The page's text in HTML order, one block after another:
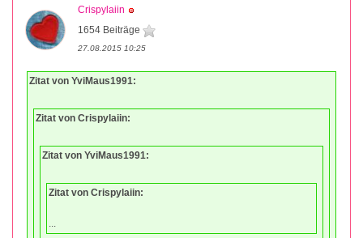
Crispylaiin
1654 Beiträge
27.08.2015 10:25
Zitat von YviMaus1991:
Zitat von Crispylaiin:
Zitat von YviMaus1991:
Zitat von Crispylaiin:
...